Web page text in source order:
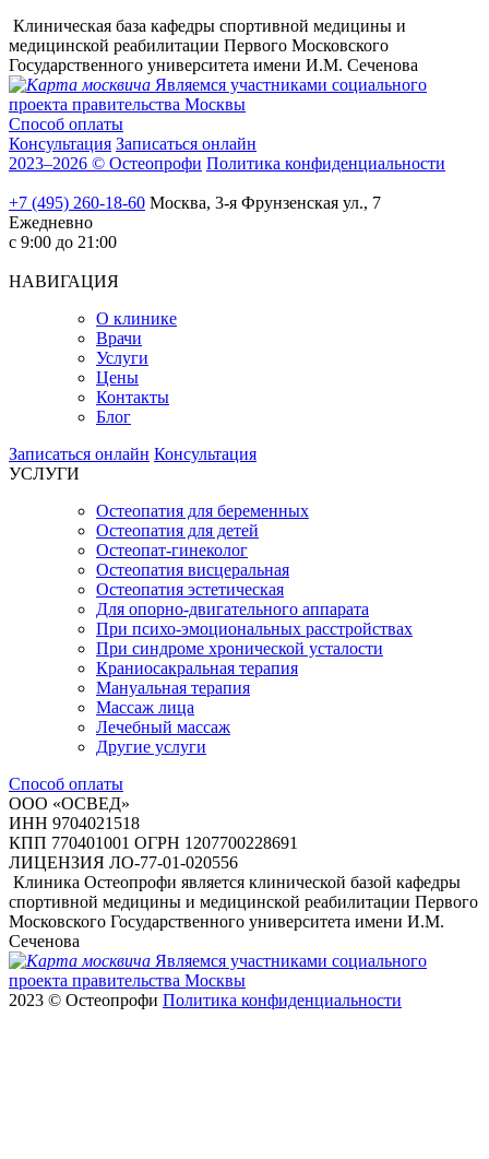
Клиническая база кафедры спортивной медицины и
медицинской реабилитации Первого Московского
Государственного университета имени И.М. Сеченова
Являемся участниками социального
проекта правительства Москвы
Способ оплаты
Консультация Записаться онлайн
2023–2026 © Остеопрофи Политика конфиденциальности
+7 (495) 260-18-60 Москва, 3-я Фрунзенская ул., 7
Ежедневно
с 9:00 до 21:00
НАВИГАЦИЯ
О клинике
Врачи
Услуги
Цены
Контакты
Блог
Записаться онлайн Консультация
УСЛУГИ
Остеопатия для беременных
Остеопатия для детей
Остеопат-гинеколог
Остеопатия висцеральная
Остеопатия эстетическая
Для опорно-двигательного аппарата
При психо-эмоциональных расстройствах
При синдроме хронической усталости
Краниосакральная терапия
Мануальная терапия
Массаж лица
Лечебный массаж
Другие услуги
Способ оплаты
ООО «ОСВЕД»
ИНН 9704021518
КПП 770401001 ОГРН 1207700228691
ЛИЦЕНЗИЯ ЛО-77-01-020556
Клиника Остеопрофи является клинической базой кафедры
спортивной медицины и медицинской реабилитации Первого
Московского Государственного университета имени И.М.
Сеченова
Являемся участниками социального
проекта правительства Москвы
2023 © Остеопрофи Политика конфиденциальности